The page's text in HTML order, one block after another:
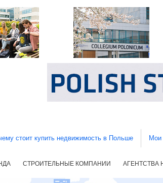
стоит купить недвижимость в Польше Мои
СТРОИТЕЛЬНЫЕ КОМПАНИИ АГЕНТСТВА